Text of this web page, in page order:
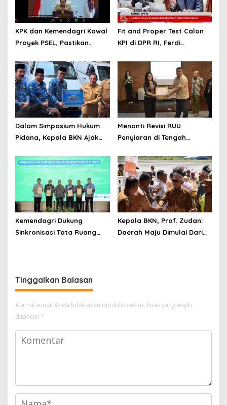
KPK dan Kemendagri Kawal
Proyek PSEL, Pastikan
Gunakan Teknologi Ramah
Lingkungan
Fit and Proper Test Calon
KPI di DPR RI, Ferdi
Gagasan Transformasi
Menuju Ekosistem
Penyiaran yang Adaptif
Dalam Simposium Hukum
Pidana, Kepala BKN Ajak
Pencegahan Tindak Pidana
di Birokrasi
Menanti Revisi RUU
Penyiaran di Tengah
Akademisi: Jangan Terus
Jadi “Messi dan Ronaldo”
Legislasi
Kemendagri Dukung
Sinkronisasi Tata Ruang
Kepala BKN, Prof. Zudan:
Daerah Maju Dimulai Dari
Tinggalkan Balasan
Alamat email Anda tidak akan dipublikasikan. Ruas yang wajib
ditandai *